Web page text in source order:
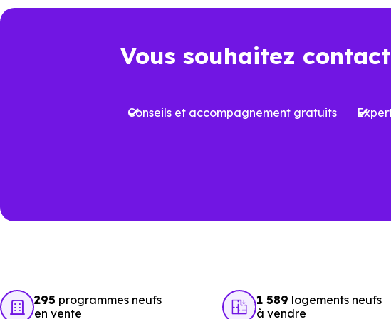
Vous souhaitez
Conseils et accompagnement gratuits
295 programmes neufs
en vente
1 589 logements neufs
à vendre